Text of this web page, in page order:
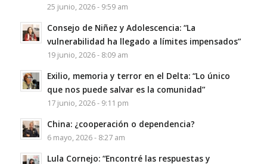
25 junio, 2026 - 9:59 am
Consejo de Niñez y Adolescencia: “La
vulnerabilidad ha llegado a límites impensados”
19 junio, 2026 - 8:09 am
Exilio, memoria y terror en el Delta: “Lo único
que nos puede salvar es la comunidad”
17 junio, 2026 - 9:11 pm
China: ¿cooperación o dependencia?
6 mayo, 2026 - 8:27 am
Lula Cornejo: “Encontré las respuestas y